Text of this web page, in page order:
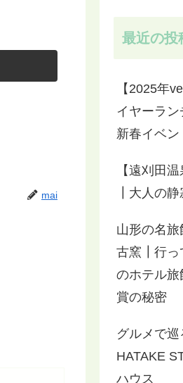
mai
最近の投
【2025年
イヤーラ
新春イベン
【遠刈田
┃大人の
山形の名
古窯┃行っ
のホテル旅
賞の秘密
グルメで
HATAKE
ハウス